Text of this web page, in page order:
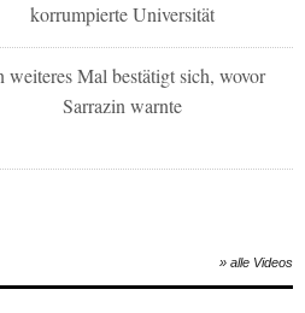
korrumpierte Universität
weiteres Mal bestätigt sich, wovor
Sarrazin warnte
» alle Videos